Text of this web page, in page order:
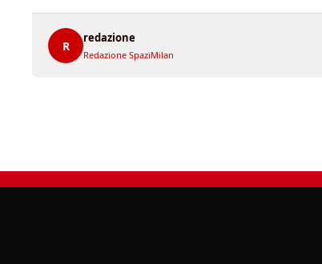
R
redazione
Redazione SpaziMilan